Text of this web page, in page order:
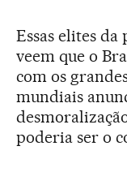
Essas elites
veem que o
com os
mundiais
poderia ser o